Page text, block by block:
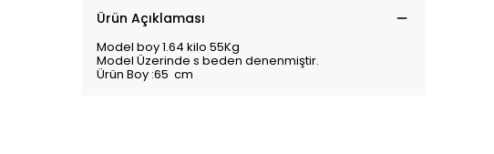
Ürün Açıklaması
Model boy 1.64 kilo 55Kg
Model Üzerinde s beden denenmiştir.
Ürün Boy :65 cm